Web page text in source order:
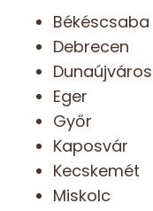
Békéscsaba
Debrecen
Dunaújváros
Eger
Győr
Kaposvár
Kecskemét
Miskolc